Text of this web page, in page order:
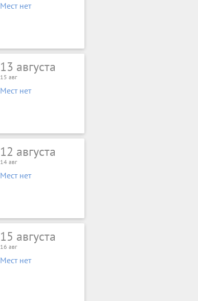
Мест нет
13 августа
15 авг
Мест нет
12 августа
14 авг
Мест нет
15 августа
16 авг
Мест нет